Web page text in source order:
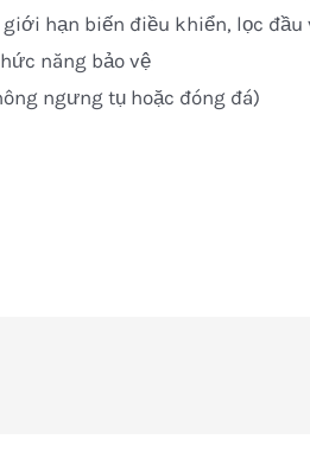
hạn biến điều khiển, lọc đầu
năng bảo vệ
ngưng tụ hoặc đóng đá)